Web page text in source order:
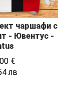
чаршафи с
- Ювентус -
€
лв